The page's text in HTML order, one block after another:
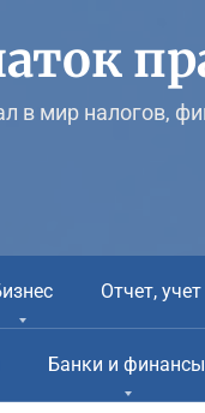
в мир налогов,
Отчет,
Банки и финансы